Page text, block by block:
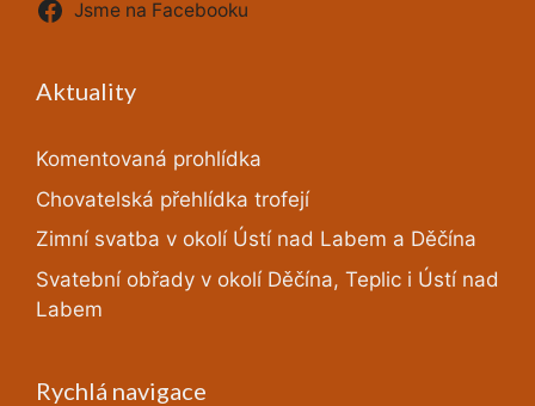
Jsme na Facebooku
Aktuality
Komentovaná prohlídka
Chovatelská přehlídka trofejí
Zimní svatba v okolí Ústí nad Labem a Děčína
Svatební obřady v okolí Děčína, Teplic i Ústí nad
Labem
Rychlá navigace